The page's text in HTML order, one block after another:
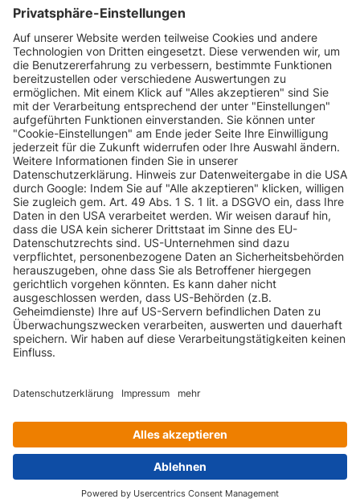
INFORMATIONEN
KUNDENSERVICE
INFORMATIONEN
ZAHLUNGSARTEN
KONTAKT
GEPRÜFTE QUALITÄT
VERSANDARTEN